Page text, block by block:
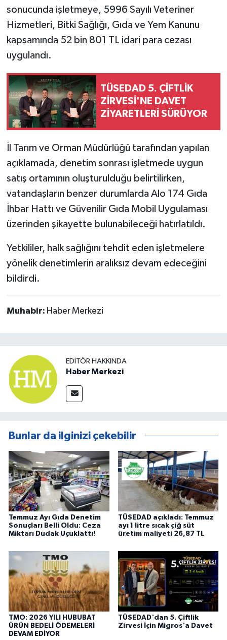
sonucunda işletmeye, 5996 Sayılı Veteriner
Hizmetleri, Bitki Sağlığı, Gıda ve Yem Kanunu
kapsamında 52 bin 801 TL idari para cezası
uygulandı.
TÜSEDAD 5. ÇİFTLİK
ZİRVESİ'NE DAVET
ZİYARETLERİ SÜRÜYOR
İl Tarım ve Orman Müdürlüğü tarafından yapılan
açıklamada, denetim sonrası işletmede uygun
satış ortamının oluşturulduğu belirtilirken,
vatandaşların benzer durumlarda Alo 174 Gıda
İhbar Hattı ve Güvenilir Gıda Mobil Uygulaması
üzerinden şikayette bulunabileceği hatırlatıldı.
Yetkililer, halk sağlığını tehdit eden işletmelere
yönelik denetimlerin aralıksız devam edeceğini
bildirdi.
Muhabir: Haber Merkezi
EDITÖR HAKKINDA
Haber Merkezi
Bunlar da ilginizi çekebilir
Temmuz Ayı Gıda Denetim
Sonuçları Belli Oldu: Ceza
Miktarı Dudak Uçuklattı!
TÜSEDAD açıkladı: Temmuz
ayı 1 litre sıcak çiğ süt
üretim maliyeti 26,87 TL
TMO: 2026 YILI HUBUBAT
ÜRÜN BEDELİ ÖDEMELERİ
DEVAM EDİYOR
TÜSEDAD'dan 5. Çiftlik
Zirvesi İçin Migros'a Davet